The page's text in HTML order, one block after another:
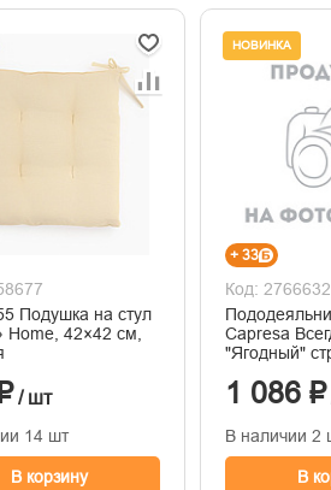
Подушка на стул
Home, 42×42 см,
/ шт
14 шт
В корзину
НОВИНКА
+ 33
Код: 2766632
Capresa Всегда (Always)
"Ягодный"
1 086 ₽
В наличии 2
В